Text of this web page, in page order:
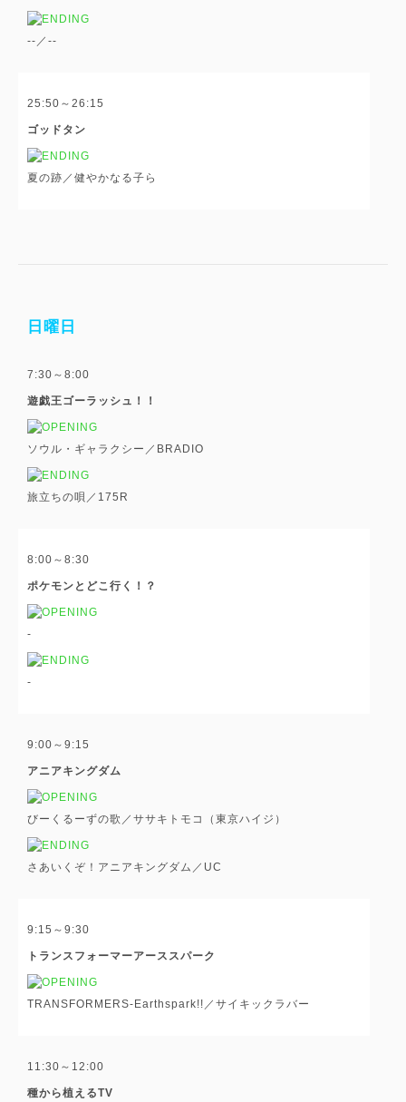
--／--
25:50～26:15
ゴッドタン
夏の跡／健やかなる子ら
日曜日
7:30～8:00
遊戯王ゴーラッシュ！！
ソウル・ギャラクシー／BRADIO
旅立ちの唄／175R
8:00～8:30
ポケモンとどこ行く！？
-
-
9:00～9:15
アニアキングダム
びーくるーずの歌／ササキトモコ（東京ハイジ）
さあいくぞ！アニアキングダム／UC
9:15～9:30
トランスフォーマーアーススパーク
TRANSFORMERS-Earthspark!!／サイキックラバー
11:30～12:00
種から植えるTV